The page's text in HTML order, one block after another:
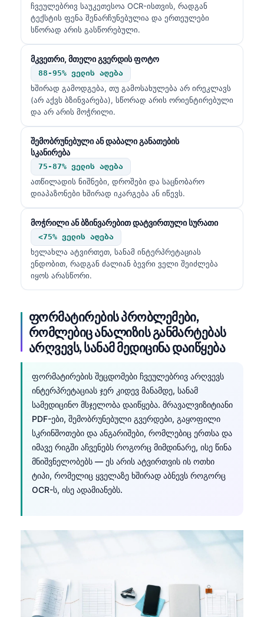
ჩვეულებრივ საუკეთესოა OCR-ისთვის, რადგან
ტექსტის ფენა შენარჩუნებულია და ერთეულები
სწორად არის გასწორებული.
მკვეთრი, მთელი გვერდის ფოტო
88-95% ველის აღება
ხშირად გამოდგება, თუ გამოსახულება არ ირეკლავს
(არ აქვს ბზინვარება), სწორად არის ორიენტირებული
და არ არის მოჭრილი.
შემობრუნებული ან დაბალი განათების
სკანირება
75-87% ველის აღება
ათწილადის ნიშნები, დროშები და საცნობარო
დიაპაზონები ხშირად იკარგება ან იწევს.
მოჭრილი ან ბზინვარებით დატვირთული სურათი
<75% ველის აღება
ხელახლა ატვირთეთ, სანამ ინტერპრეტაციას
ენდობით, რადგან ძალიან ბევრი ველი შეიძლება
იყოს არასწორი.
ფორმატირების პრობლემები,
რომლებიც ანალიზის განმარტებას
არღვევს, სანამ მედიცინა დაიწყება
ფორმატირების შეცდომები ჩვეულებრივ არღვევს
ინტერპრეტაციას ჯერ კიდევ მანამდე, სანამ
სამედიცინო მსჯელობა დაიწყება. მრავალვიზიტიანი
PDF-ები, შემობრუნებული გვერდები, გაყოფილი
სკრინშოთები და ანგარიშები, რომლებიც ერთსა და
იმავე რიგში აჩვენებს როგორც მიმდინარე, ისე წინა
მნიშვნელობებს — ეს არის ატვირთვის ის ოთხი
ტიპი, რომელიც ყველაზე ხშირად აბნევს როგორც
OCR-ს, ისე ადამიანებს.